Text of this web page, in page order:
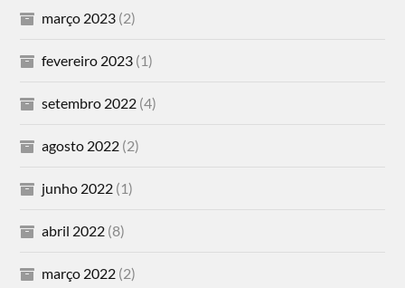
março 2023 (2)
fevereiro 2023 (1)
setembro 2022 (4)
agosto 2022 (2)
junho 2022 (1)
abril 2022 (8)
março 2022 (2)